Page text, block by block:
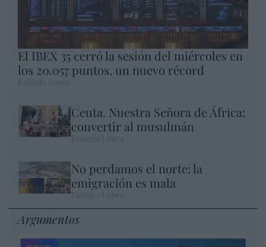
El IBEX 35 cerró la sesión del miércoles en
los 20.057 puntos, un nuevo récord
Ceuta. Nuestra Señora de África:
convertir al musulmán
No perdamos el norte: la
emigración es mala
Argumentos